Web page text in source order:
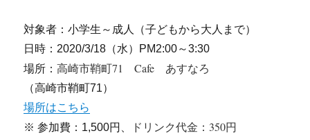
対象者：小学生～成人（子どもから大人まで）
日時：2020/3/18（水）PM2:00～3:30
場所：高崎市鞘町71 Cafe あすなろ
（高崎市鞘町71）
場所はこちら
※ 参加費：1,500円、
ドリンク代金：350円